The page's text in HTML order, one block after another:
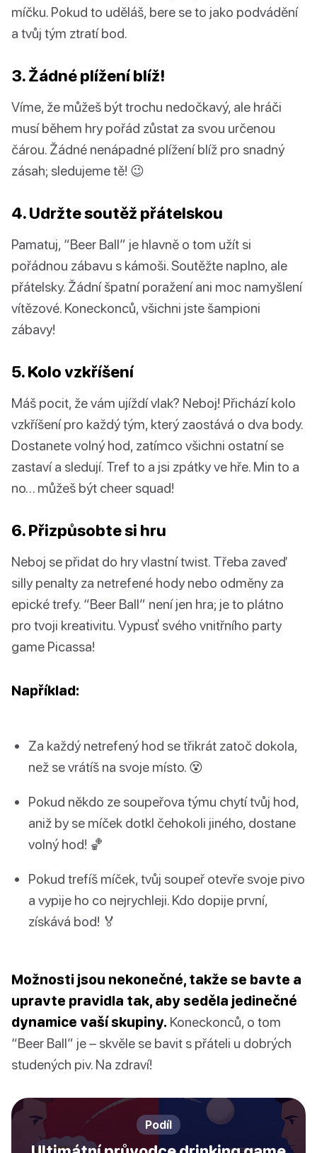
míčku. Pokud to uděláš, bere se to jako podvádění
a tvůj tým ztratí bod.
3. Žádné plížení blíž!
Víme, že můžeš být trochu nedočkavý, ale hráči
musí během hry pořád zůstat za svou určenou
čárou. Žádné nenápadné plížení blíž pro snadný
zásah; sledujeme tě! 😉
4. Udržte soutěž přátelskou
Pamatuj, “Beer Ball” je hlavně o tom užít si
pořádnou zábavu s kámoši. Soutěžte naplno, ale
přátelsky. Žádní špatní poražení ani moc namyšlení
vítězové. Koneckonců, všichni jste šampioni
zábavy!
5. Kolo vzkříšení
Máš pocit, že vám ujíždí vlak? Neboj! Přichází kolo
vzkříšení pro každý tým, který zaostává o dva body.
Dostanete volný hod, zatímco všichni ostatní se
zastaví a sledují. Tref to a jsi zpátky ve hře. Min to a
no… můžeš být cheer squad!
6. Přizpůsobte si hru
Neboj se přidat do hry vlastní twist. Třeba zaveď
silly penalty za netrefené hody nebo odměny za
epické trefy. “Beer Ball” není jen hra; je to plátno
pro tvoji kreativitu. Vypusť svého vnitřního party
game Picassa!
Například:
Za každý netrefený hod se třikrát zatoč dokola,
než se vrátíš na svoje místo. 😵
Pokud někdo ze soupeřova týmu chytí tvůj hod,
aniž by se míček dotkl čehokoli jiného, dostane
volný hod! 🏀
Pokud trefíš míček, tvůj soupeř otevře svoje pivo
a vypije ho co nejrychleji. Kdo dopije první,
získává bod! 🏅
Možnosti jsou nekonečné, takže se bavte a
upravte pravidla tak, aby seděla jedinečné
dynamice vaší skupiny. Koneckonců, o tom
“Beer Ball” je – skvěle se bavit s přáteli u dobrých
studených piv. Na zdraví!
Podíl